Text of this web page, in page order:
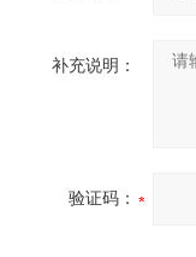
补充说明：
验证码：